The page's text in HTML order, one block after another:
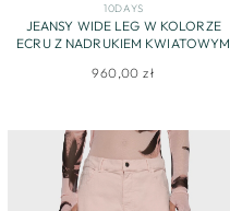
10DAYS
JEANSY WIDE LEG W KOLORZE
ECRU Z NADRUKIEM KWIATOWYM
960,00 zł